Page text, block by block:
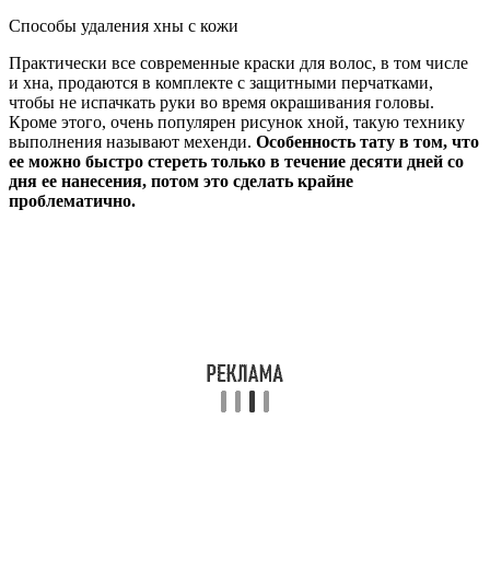
Способы удаления хны с кожи
Практически все современные краски для волос, в том числе
и хна, продаются в комплекте с защитными перчатками,
чтобы не испачкать руки во время окрашивания головы.
Кроме этого, очень популярен рисунок хной, такую технику
выполнения называют мехенди. Особенность тату в том, что
ее можно быстро стереть только в течение десяти дней со
дня ее нанесения, потом это сделать крайне
проблематично.